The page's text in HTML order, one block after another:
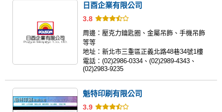
日酉企業有限公司
3.8
周邊： 壓克力鑰匙圈、金屬吊飾、手機吊飾
等等
地址： 新北市三重區正義北路48巷34號1樓
電話： (02)2986-0334、(02)2989-4343、
(02)2983-9235
魁特印刷有限公司
3.9